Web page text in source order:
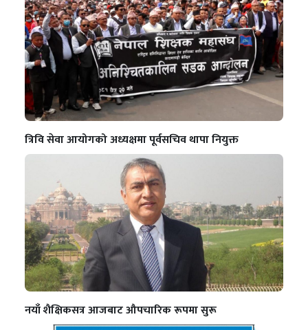
त्रिवि सेवा आयोगको अध्यक्षमा पूर्वसचिव थापा नियुक्त
नयाँ शैक्षिकसत्र आजबाट औपचारिक रूपमा सुरू